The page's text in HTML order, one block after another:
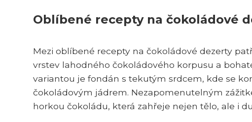
Oblíbené recepty na čokoládové
Mezi oblíbené recepty na čokoládové dezerty
vrstev lahodného čokoládového korpusu a
variantou je fondán s tekutým srdcem, kde se
čokoládovým jádrem. Nezapomenutelným
horkou čokoládu, která zahřeje nejen tělo, ale i